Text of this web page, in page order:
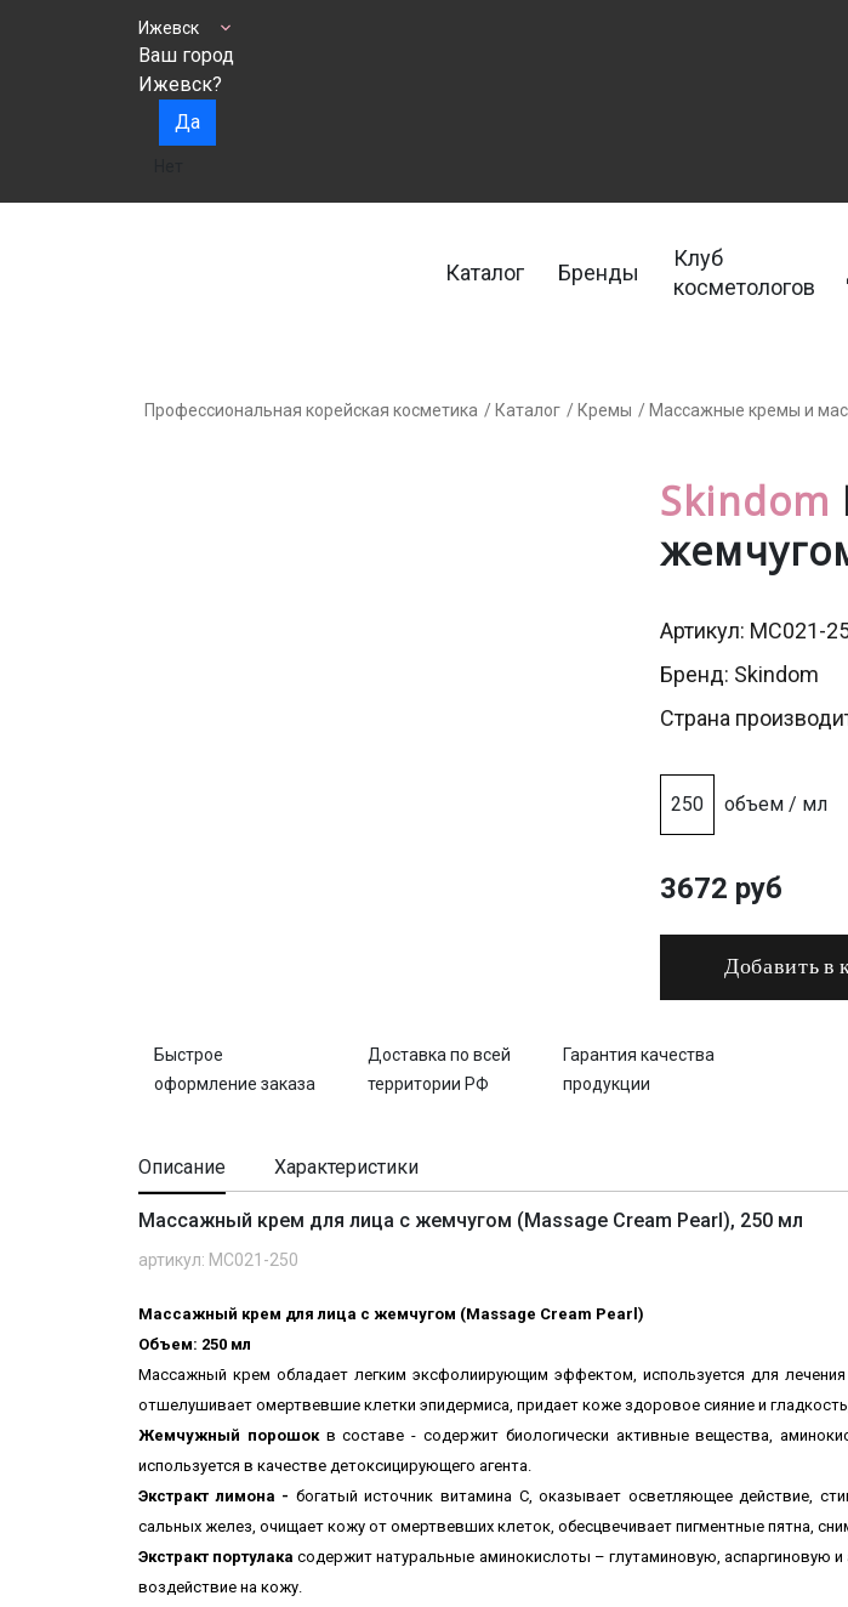
Ижевск
Ваш город
Ижевск?
Да
Каталог Бренды
Клуб
косметологов
Профессиональная корейская косметика / Каталог / Кремы / Массажные кремы и
Skindom
Артикул: MC021-
Бренд: Skindom
Страна
250 объем / мл
3672 руб
Добавить в
Быстрое
оформление заказа
Доставка по всей
территории РФ
Гарантия качества
продукции
Описание Характеристики
Массажный крем для лица с жемчугом (Massage Cream Pearl), 250 мл
артикул: MC021-250
Массажный крем для лица с жемчугом (Massage Cream Pearl)
Объем: 250 мл
Массажный крем обладает легким эксфолиирующим эффектом, используется для
отшелушивает омертвевшие клетки эпидермиса, придает коже здоровое сияние и
Жемчужный порошокв составе - содержит биологически активные вещества,
используется в качестве детоксицирующего агента.
Экстракт лимона - богатый источник витамина С, оказывает осветляющее действие,
сальных желез, очищает кожу от омертвевших клеток, обесцвечивает пигментные пятна,
Экстракт портулакасодержит натуральные аминокислоты – глутаминовую, аспаргиновую
воздействие на кожу.